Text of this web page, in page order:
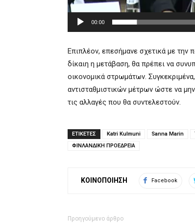
00:00
Επιπλέον, επεσήμανε σχετικά με την
δίκαιη η μετάβαση, θα πρέπει να
οικονομικά στρωμάτων.
αντισταθμιστικών μέτρων ώστε να
τις αλλαγές που θα συντελεστούν.
ΕΤΙΚΕΤΕΣ Katri Kulmuni Sanna Marin
ΦΙΝΛΑΝΔΙΚΗ ΠΡΟΕΔΡΕΙΑ
ΚΟΙΝΟΠΟΙΗΣΗ Facebook
Προηγούμενο άρθρο